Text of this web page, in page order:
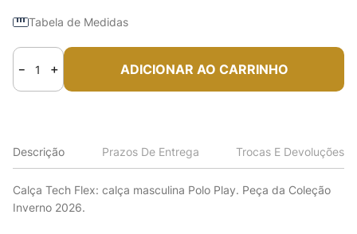
Tabela de Medidas
＋
－ ADICIONAR AO CARRINHO
Descrição Prazos De Entrega Trocas E Devoluções
Calça Tech Flex: calça masculina Polo Play. Peça da Coleção
Inverno 2026.